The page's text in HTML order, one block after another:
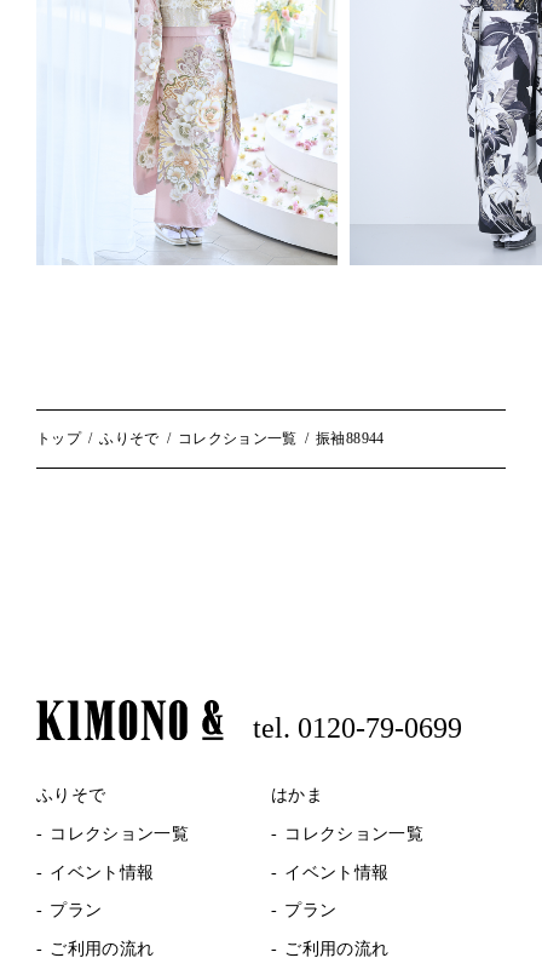
トップ ふりそで コレクション一覧 振袖88944
tel. 0120-79-0699
ふりそで
コレクション一覧
イベント情報
プラン
ご利用の流れ
はかま
コレクション一覧
イベント情報
プラン
ご利用の流れ